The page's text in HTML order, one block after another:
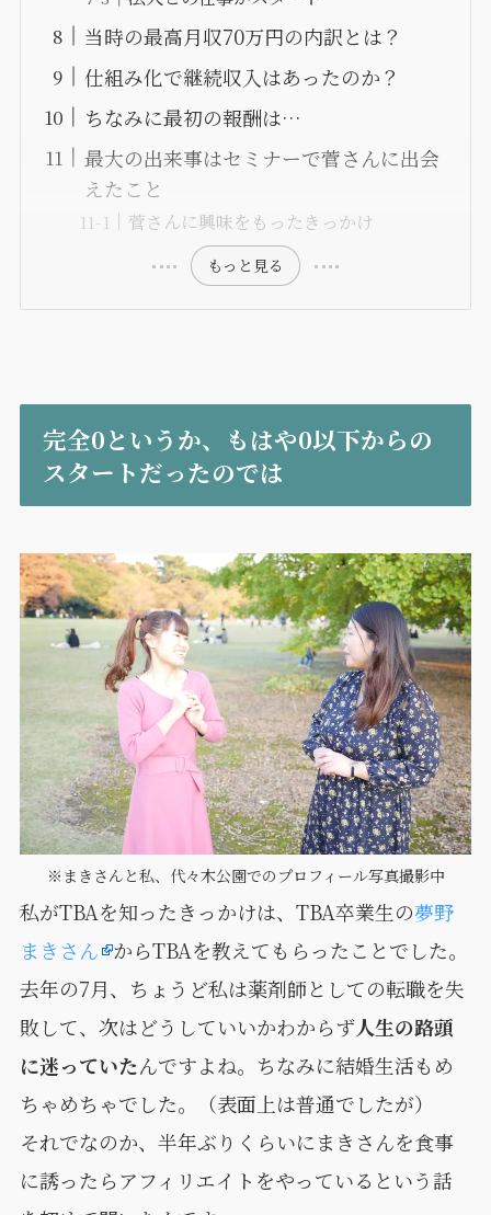
当時の最高月収70万円の内訳とは？
仕組み化で継続収入はあったのか？
ちなみに最初の報酬は…
最大の出来事はセミナーで菅さんに出会
えたこと
菅さんに興味をもったきっかけ
もっと見る
完全0というか、もはや0以下からの
スタートだったのでは
※まきさんと私、代々木公園でのプロフィール写真撮影中
私がTBAを知ったきっかけは、TBA卒業生の夢野
まきさん からTBAを教えてもらったことでした。
去年の7月、ちょうど私は薬剤師としての転職を失
敗して、次はどうしていいかわからず人生の路頭
に迷っていたんですよね。ちなみに結婚生活もめ
ちゃめちゃでした。（表面上は普通でしたが）
それでなのか、半年ぶりくらいにまきさんを食事
に誘ったらアフィリエイトをやっているという話